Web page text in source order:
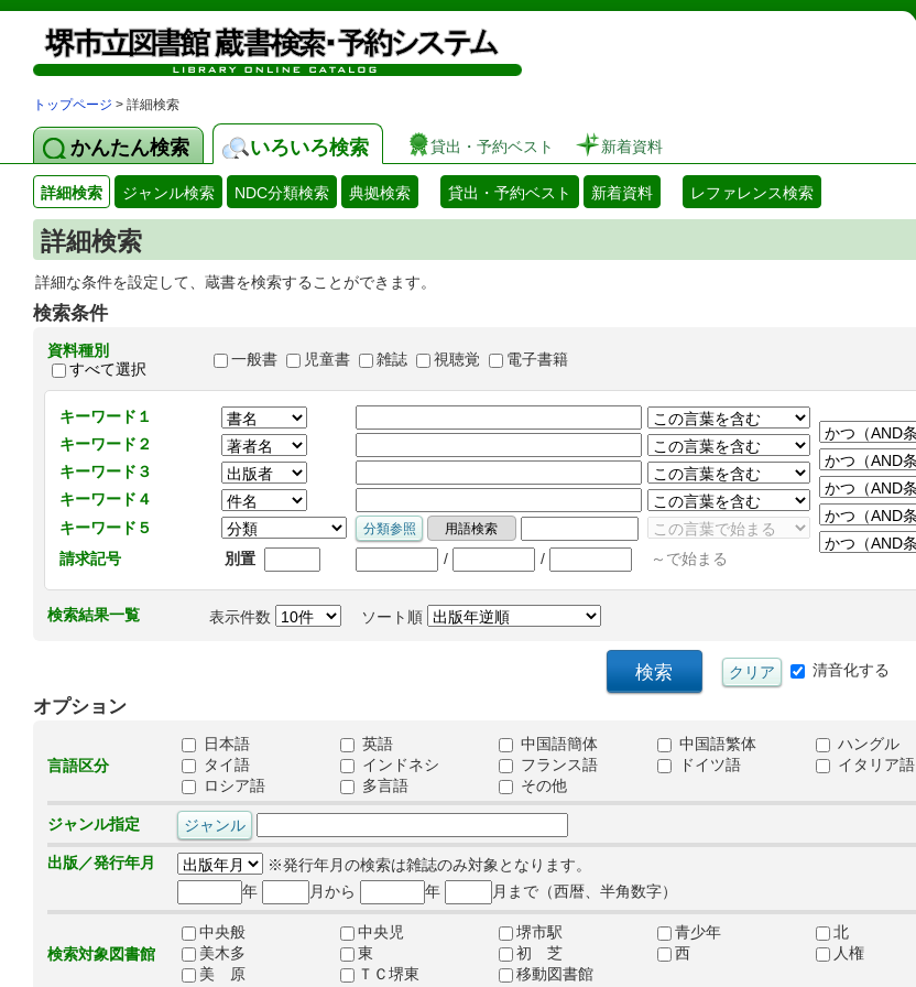
図書館 蔵書検索・予約システム
トップページ > 詳細検索
かんたん検索 いろいろ検索 貸出・予約ベスト 新着資料
詳細検索 ジャンル検索 NDC分類検索 典拠検索 貸出・予約ベスト 新着資料 レファレンス検索
詳細検索
詳細な条件を設定して、蔵書を検索することができます。
検索条件
資料種別
すべて選択
一般書 児童書 雑誌 視聴覚 電子書籍
キーワード１
キーワード２
キーワード３
キーワード４
キーワード５
請求記号
別置 / / ～で始まる
検索結果一覧 表示件数 ソート順
清音化する
オプション
言語区分
日本語 英語 中国語簡体 中国語繁体 ハングル
タイ語
インドネシ フランス語 ドイツ語 イタリア語
ロシア語
多言語 その他
ジャンル指定
出版／発行年月
※発行年月の検索は雑誌のみ対象となります。
年
月から 年 月まで（西暦、半角数字）
検索対象図書館
中央般 中央児 堺市駅 青少年 北
美木多
東 初 芝 西 人権
美 原
ＴＣ堺東 移動図書館